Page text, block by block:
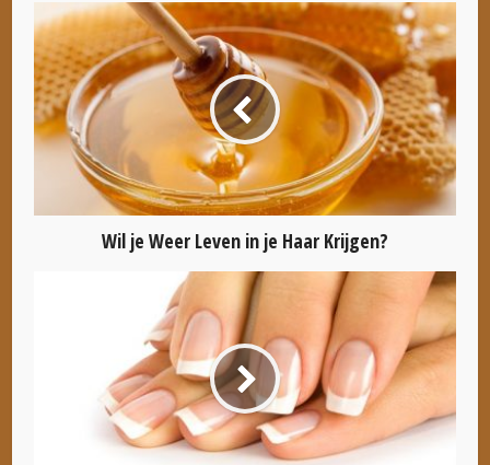
Wil je Weer Leven in je Haar Krijgen?